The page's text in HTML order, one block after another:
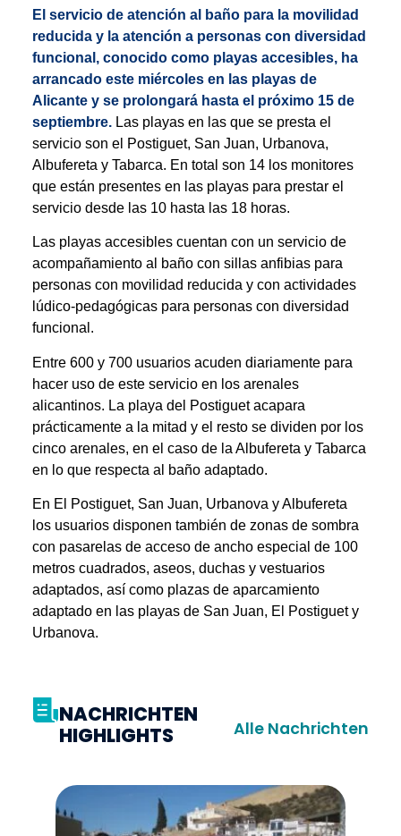
El servicio de atención al baño para la movilidad
reducida y la atención a personas con diversidad
funcional, conocido como playas accesibles, ha
arrancado este miércoles en las playas de
Alicante y se prolongará hasta el próximo 15 de
septiembre.Las playas en las que se presta el
servicio son el Postiguet, San Juan, Urbanova,
Albufereta y Tabarca. En total son 14 los monitores
que están presentes en las playas para prestar el
servicio desde las 10 hasta las 18 horas.
Las playas accesibles cuentan con un servicio de
acompañamiento al baño con sillas anfibias para
personas con movilidad reducida y con actividades
lúdico-pedagógicas para personas con diversidad
funcional.
Entre 600 y 700 usuarios acuden diariamente para
hacer uso de este servicio en los arenales
alicantinos. La playa del Postiguet acapara
prácticamente a la mitad y el resto se dividen por los
cinco arenales, en el caso de la Albufereta y Tabarca
en lo que respecta al baño adaptado.
En El Postiguet, San Juan, Urbanova y Albufereta
los usuarios disponen también de zonas de sombra
con pasarelas de acceso de ancho especial de 100
metros cuadrados, aseos, duchas y vestuarios
adaptados, así como plazas de aparcamiento
adaptado en las playas de San Juan, El Postiguet y
Urbanova.
NACHRICHTEN
HIGHLIGHTS
Alle Nachrichten